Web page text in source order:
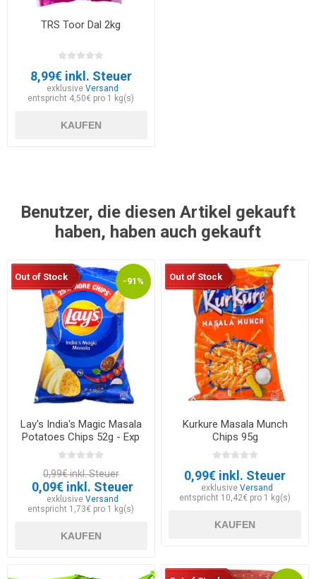
TRS Toor Dal 2kg
8,99€ inkl. Steuer
exklusiveVersand
entspricht 4,50€ pro 1 kg(s)
KAUFEN
Benutzer, die diesen Artikel gekauft
haben, haben auch gekauft
-91%
Out of Stock
Lay's India's Magic Masala
Potatoes Chips 52g - Exp
30.05.2026
0,99€ inkl. Steuer
0,09€ inkl. Steuer
exklusiveVersand
entspricht 1,73€ pro 1 kg(s)
KAUFEN
Out of Stock
Kurkure Masala Munch
Chips 95g
0,99€ inkl. Steuer
exklusive Versand
entspricht 10,42€ pro 1 kg(s)
KAUFEN